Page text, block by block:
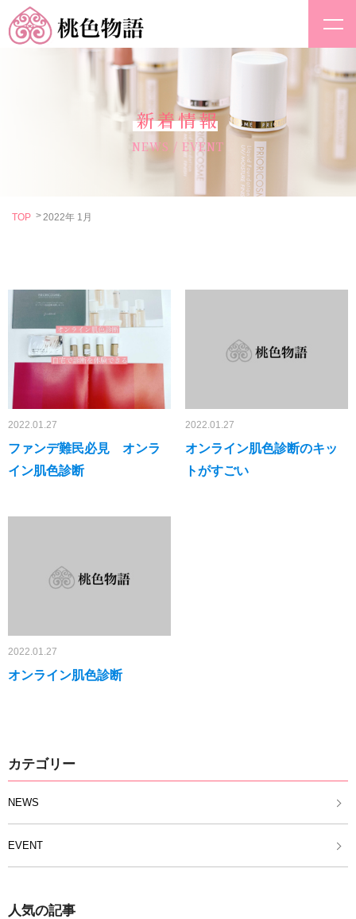
新着情報
NEWS / EVENT
TOP 2022年 1月
2022.01.27
ファンデ難民必見 オンラ
イン肌色診断
2022.01.27
オンライン肌色診断のキッ
トがすごい
2022.01.27
オンライン肌色診断
カテゴリー
NEWS
EVENT
人気の記事